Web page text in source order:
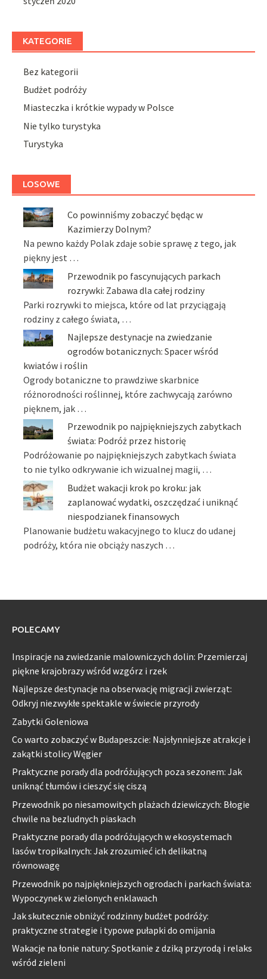
KATEGORIE
Bez kategorii
Budżet podróży
Miasteczka i krótkie wypady w Polsce
Nie tylko turystyka
Turystyka
LOSOWE
Co powinniśmy zobaczyć będąc w
Kazimierzy Dolnym?
Na pewno każdy Polak zdaje sobie sprawę z tego, jak
piękny jest …
Przewodnik po fascynujących parkach
rozrywki: Zabawa dla całej rodziny
Parki rozrywki to miejsca, które od lat przyciągają
rodziny z całego świata, …
Najlepsze destynacje na zwiedzanie
ogrodów botanicznych: Spacer wśród
kwiatów i roślin
Ogrody botaniczne to prawdziwe skarbnice
różnorodności roślinnej, które zachwycają zarówno
pięknem, jak …
Przewodnik po najpiękniejszych zabytkach
świata: Podróż przez historię
Podróżowanie po najpiękniejszych zabytkach świata
to nie tylko odkrywanie ich wizualnej magii, …
Budżet wakacji krok po kroku: jak
zaplanować wydatki, oszczędzać i uniknąć
niespodzianek finansowych
Planowanie budżetu wakacyjnego to klucz do udanej
podróży, która nie obciąży naszych …
POLECAMY
Inspiracje na zwiedzanie malowniczych dolin: Przemierzaj
piękne krajobrazy wśród wzgórz i rzek
Najlepsze destynacje na obserwację migracji zwierząt:
Odkryj niezwykłe spektakle w świecie przyrody
Zabytki Goleniowa
Co warto zobaczyć w Budapeszcie: Najsłynniejsze atrakcje i
zakątki stolicy Węgier
Praktyczne porady dla podróżujących poza sezonem: Jak
uniknąć tłumów i cieszyć się ciszą
Przewodnik po niesamowitych plażach dziewiczych: Błogie
chwile na bezludnych piaskach
Praktyczne porady dla podróżujących w ekosystemach
lasów tropikalnych: Jak zrozumieć ich delikatną
równowagę
Przewodnik po najpiękniejszych ogrodach i parkach świata:
Wypoczynek w zielonych enklawach
Jak skutecznie obniżyć rodzinny budżet podróży:
praktyczne strategie i typowe pułapki do omijania
Wakacje na łonie natury: Spotkanie z dziką przyrodą i relaks
wśród zieleni